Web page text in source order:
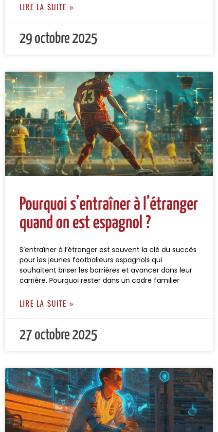
LIRE LA SUITE »
29 octobre 2025
Pourquoi s’entraîner à l’étranger
quand on est espagnol ?
S’entraîner à l’étranger est souvent la clé du succès
pour les jeunes footballeurs espagnols qui
souhaitent briser les barrières et avancer dans leur
carrière. Pourquoi rester dans un cadre familier
LIRE LA SUITE »
27 octobre 2025